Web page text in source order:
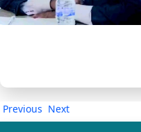
Previous Next